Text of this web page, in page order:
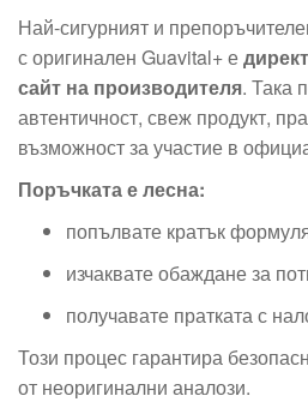
Най-сигурният и
с оригинален Guavital+ е
сайт на производителя. Така
автентичност, свеж продукт,
възможност за участие в
Поръчката е лесна:
попълвате кратък
изчаквате обаждане за
получавате пратката с
Този процес гарантира
от неоригинални аналози.